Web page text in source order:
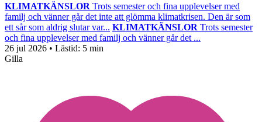
KLIMATKÄNSLOR Trots semester och fina upplevelser med
familj och vänner går det inte att glömma klimatkrisen. Den är som
ett sår som aldrig slutar var... KLIMATKÄNSLOR Trots semester
och fina upplevelser med familj och vänner går det ...
26 jul 2026 • Lästid: 5 min
Gilla